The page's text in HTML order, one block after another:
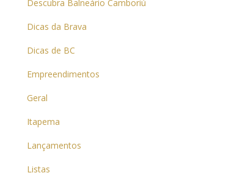
Descubra Balneário Camboriú
Dicas da Brava
Dicas de BC
Empreendimentos
Geral
Itapema
Lançamentos
Listas